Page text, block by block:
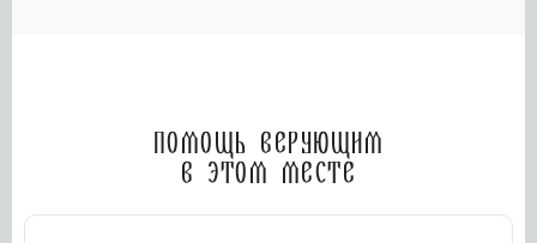
Помощь верующим
в этом месте